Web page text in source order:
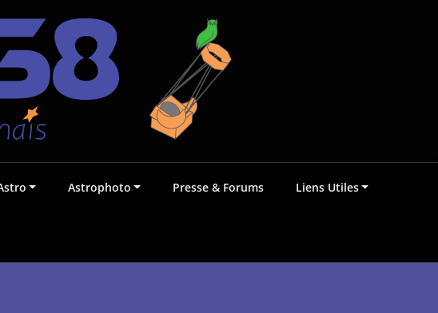
Astrophoto Presse & Forums Liens Utiles